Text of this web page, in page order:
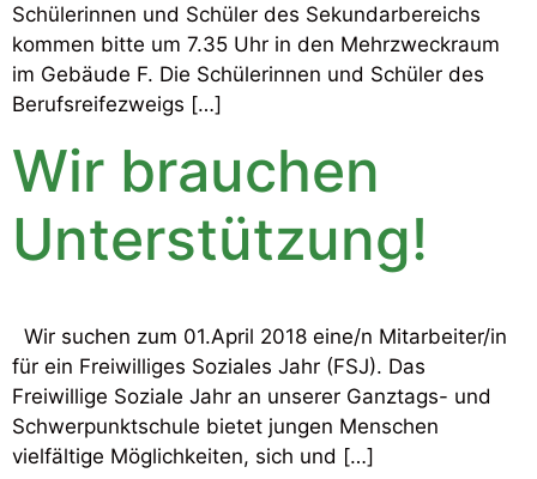
Schülerinnen und Schüler des Sekundarbereichs
kommen bitte um 7.35 Uhr in den Mehrzweckraum
im Gebäude F. Die Schülerinnen und Schüler des
Berufsreifezweigs […]
Wir brauchen
Unterstützung!
Wir suchen zum 01.April 2018 eine/n Mitarbeiter/in
für ein Freiwilliges Soziales Jahr (FSJ). Das
Freiwillige Soziale Jahr an unserer Ganztags- und
Schwerpunktschule bietet jungen Menschen
vielfältige Möglichkeiten, sich und […]